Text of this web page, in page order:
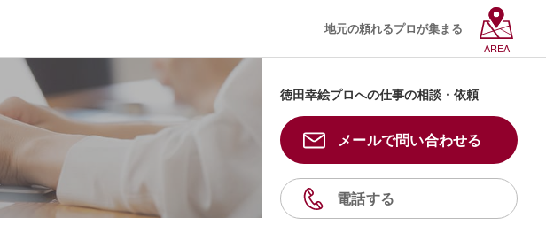
地元の頼れるプロが集まる
AREA
徳田幸絵プロへの仕事の相談・依頼
メールで問い合わせる
電話する